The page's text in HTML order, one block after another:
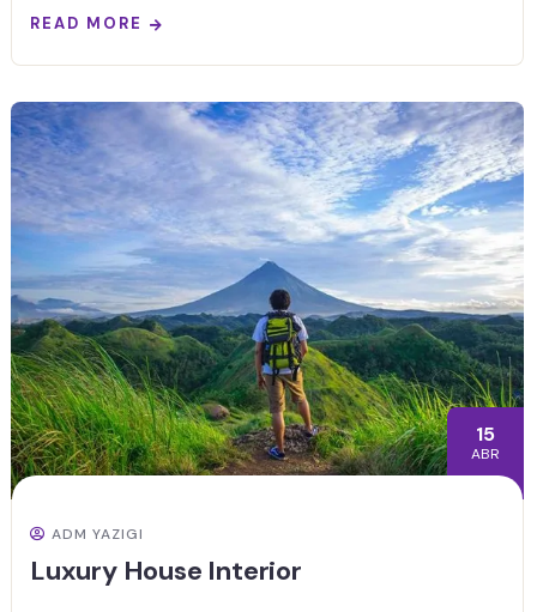
READ MORE
15
ABR
ADM YAZIGI
Luxury House Interior